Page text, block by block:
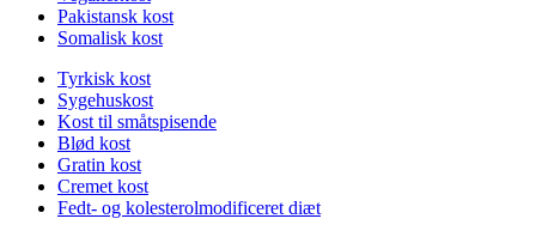
Pakistansk kost
Somalisk kost
Tyrkisk kost
Sygehuskost
Kost til småtspisende
Blød kost
Gratin kost
Cremet kost
Fedt- og kolesterolmodificeret diæt